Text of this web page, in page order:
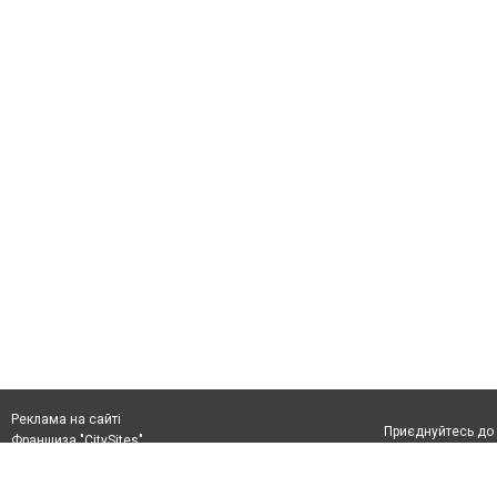
Реклама на сайті
Франшиза "CitySites"
Приєднуйтесь до